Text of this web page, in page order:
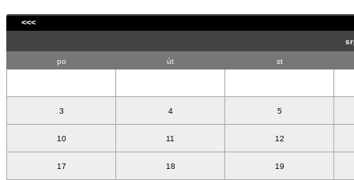
<<<
po út st
3 4 5
10 11 12
17 18 19